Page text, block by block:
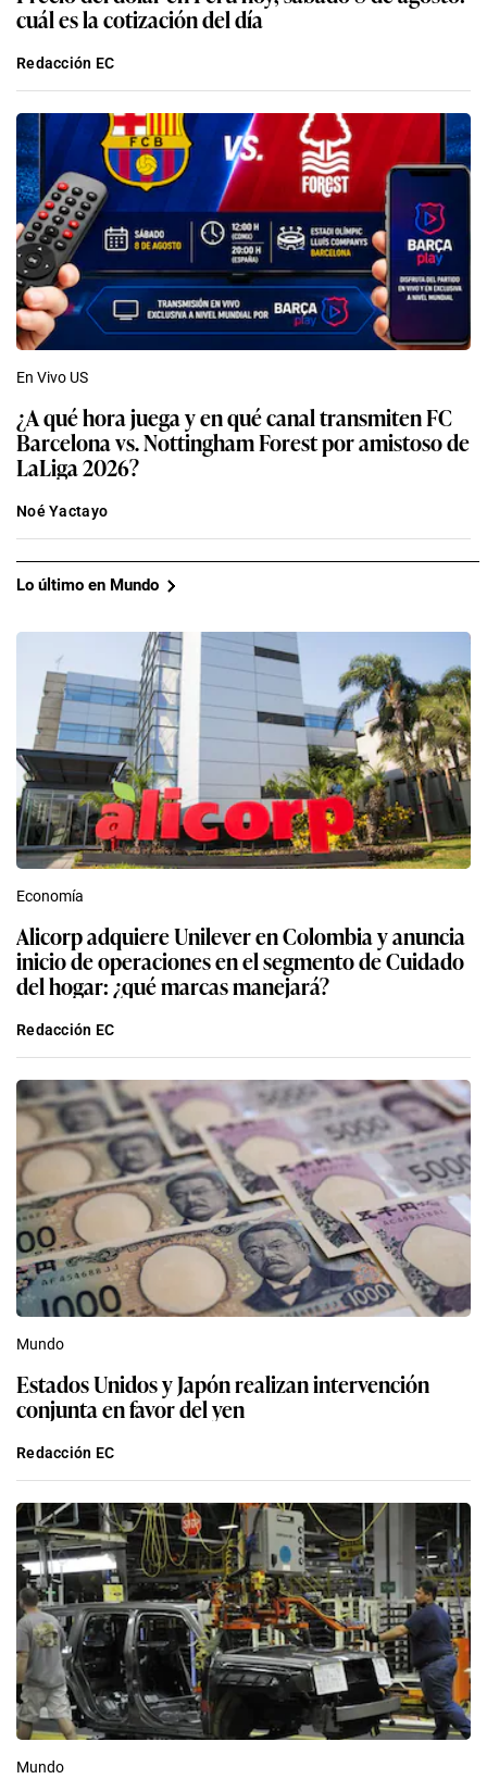
cuál es la cotización del día
Redacción EC
En Vivo US
¿A qué hora juega y en qué canal transmiten FC
Barcelona vs. Nottingham Forest por amistoso de
LaLiga 2026?
Noé Yactayo
Lo último en Mundo
Economía
Alicorp adquiere Unilever en Colombia y anuncia
inicio de operaciones en el segmento de Cuidado
del hogar: ¿qué marcas manejará?
Redacción EC
Mundo
Estados Unidos y Japón realizan intervención
conjunta en favor del yen
Redacción EC
Mundo